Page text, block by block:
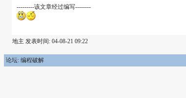
---------该文章经过编写--------
地主 发表时间: 04-08-21 09:22
论坛: 编程破解